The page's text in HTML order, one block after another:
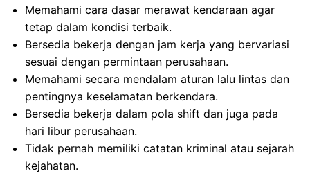
Memahami cara dasar merawat kendaraan agar
tetap dalam kondisi terbaik.
Bersedia bekerja dengan jam kerja yang bervariasi
sesuai dengan permintaan perusahaan.
Memahami secara mendalam aturan lalu lintas dan
pentingnya keselamatan berkendara.
Bersedia bekerja dalam pola shift dan juga pada
hari libur perusahaan.
Tidak pernah memiliki catatan kriminal atau sejarah
kejahatan.